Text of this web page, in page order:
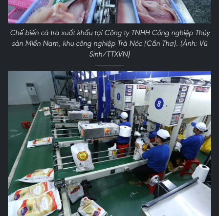
Chế biến cá tra xuất khẩu tại Công ty TNHH Công nghiệp Thủy
sản Miền Nam, khu công nghiệp Trà Nóc (Cần Thơ). (Ảnh: Vũ
Sinh/TTXVN)